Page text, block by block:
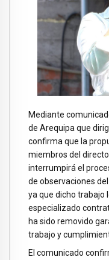
Mediante
de Arequipa que
confirma que la
miembros del
interrumpirá el
de observaciones
ya que dicho trabajo
especializado
ha sido removido
trabajo y
El comunicado